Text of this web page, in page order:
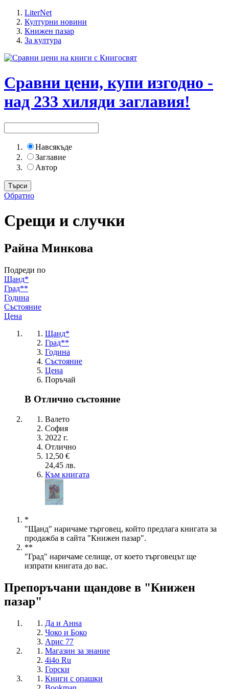
LiterNet
Културни новини
Книжен пазар
За култура
Сравни цени, купи изгодно -
над 233 хиляди заглавия!
Навсякъде
Заглавие
Автор
Обратно
Срещи и случки
Райна Минкова
Подреди по
Щанд*
Град**
Година
Състояние
Цена
Щанд*
Град**
Година
Състояние
Цена
Поръчай
В Отлично състояние
Валето
София
2022 г.
Отлично
12,50 €
24,45 лв.
Към книгата
*
"Щанд" наричаме търговец, който предлага книгата за
продажба в сайта "Книжен пазар".
**
"Град" наричаме селище, от което търговецът ще
изпрати книгата до вас.
Препоръчани щандове в "Книжен
пазар"
Да и Анна
Чоко и Боко
Арис 77
Магазин за знание
4i4o Ru
Горски
Книги с опашки